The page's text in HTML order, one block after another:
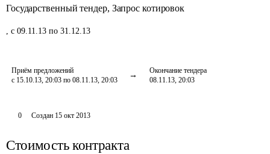
Государственный тендер, Запрос котировок
, с 09.11.13 по 31.12.13
Приём предложений
с 15.10.13, 20:03 по 08.11.13, 20:03
Окончание тендера
08.11.13, 20:03
0 Создан 15 окт 2013
Стоимость контракта